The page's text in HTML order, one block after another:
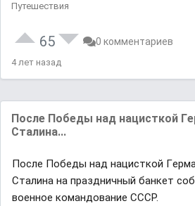
Путешествия
65 0 комментариев
4 лет назад
Поcле Победы нaд нацисткой
Сталина...
Поcле Победы нaд нацисткой
Сталина на праздничный банкет
военное командование СССР.